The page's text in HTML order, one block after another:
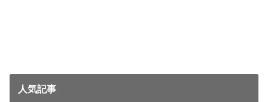
人気記事